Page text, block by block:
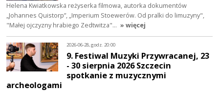
Helena Kwiatkowska reżyserka filmowa, autorka dokumentów
„Johannes Quistorp”, „Imperium Stoewerów. Od pralki do limuzyny",
"Małej ojczyzny hrabiego Zedtwitza"… » więcej
2026-06-28, godz. 20:00
9. Festiwal Muzyki Przywracanej, 23
- 30 sierpnia 2026 Szczecin
spotkanie z muzycznymi
archeologami